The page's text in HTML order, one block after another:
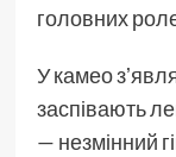
головних
У камео
заспівають
— незмінний